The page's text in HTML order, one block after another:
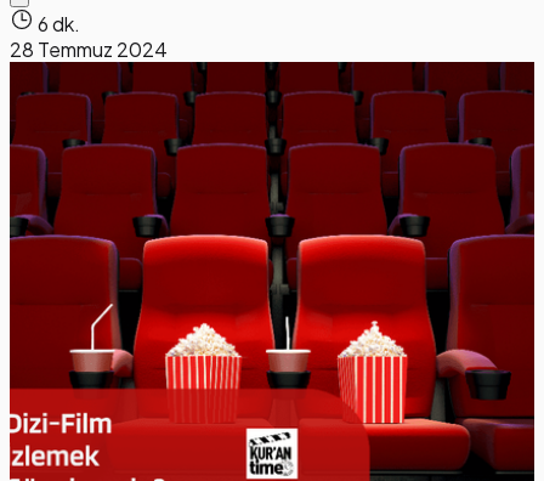
6 dk.
28 Temmuz 2024